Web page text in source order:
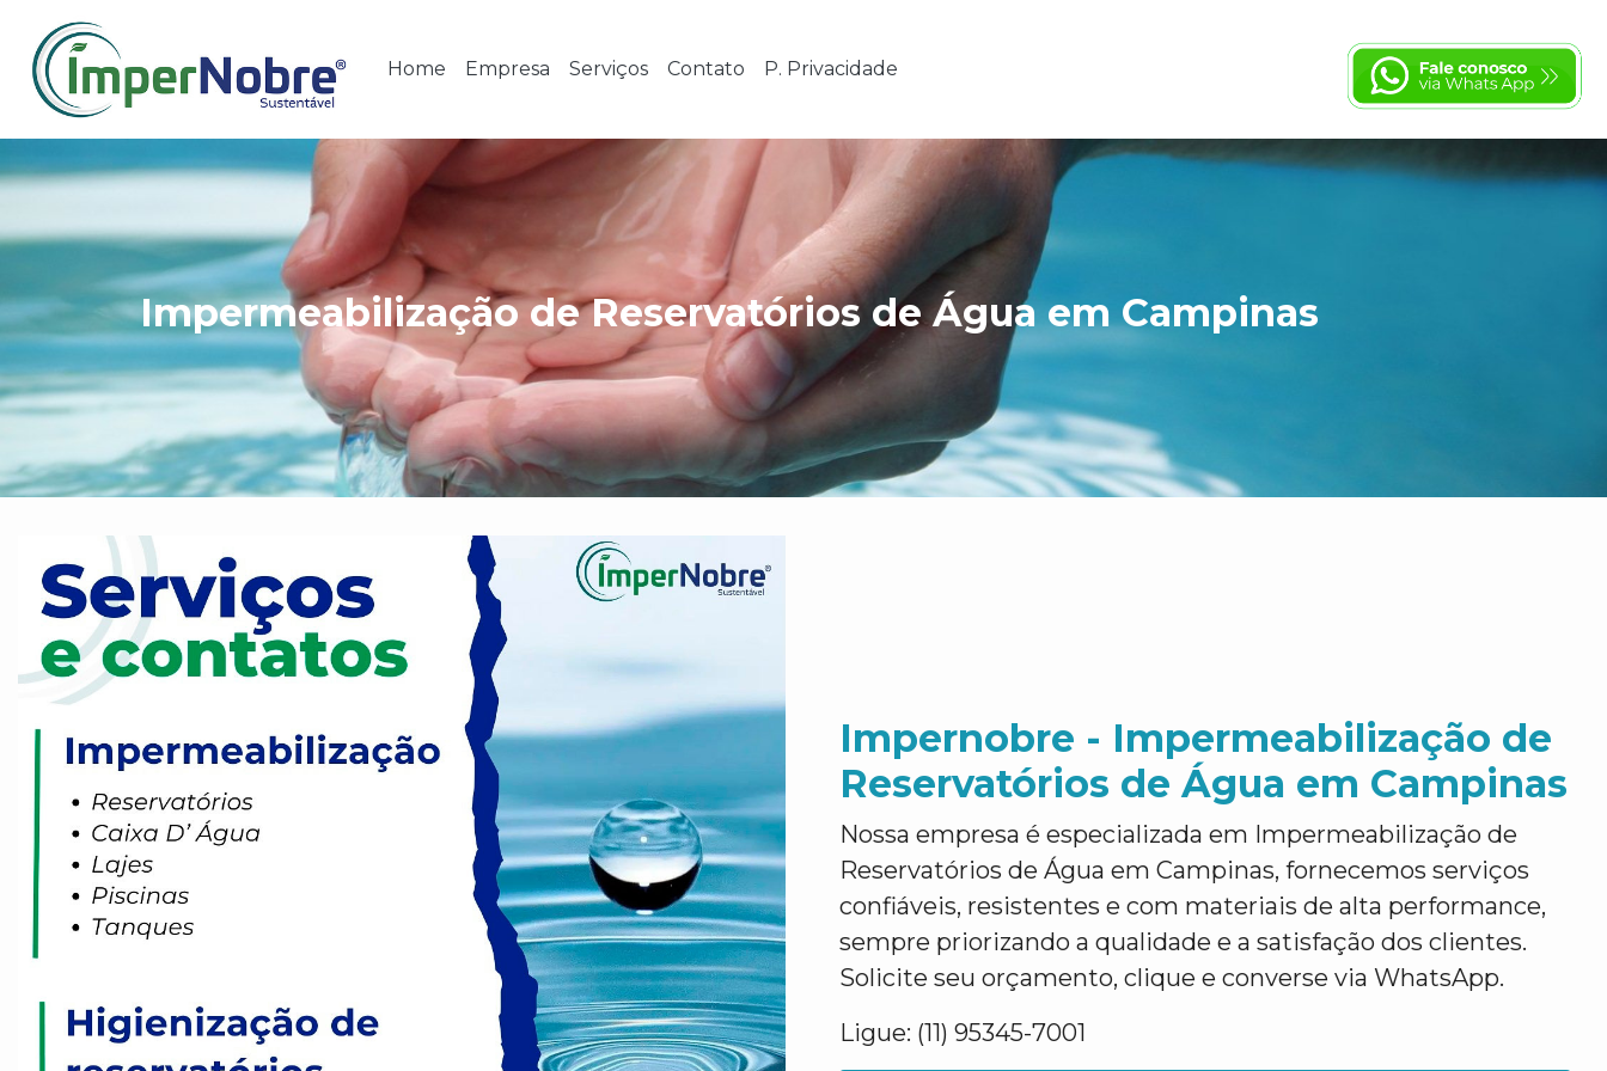
Home Empresa Serviços Contato P. Privacidade
Impermeabilização de Reservatórios de Água em Campinas
Impernobre - Impermeabilização de
Reservatórios de Água em Campinas
Nossa empresa é especializada em Impermeabilização de
Reservatórios de Água em Campinas, fornecemos serviços
confiáveis, resistentes e com materiais de alta performance,
sempre priorizando a qualidade e a satisfação dos clientes.
Solicite seu orçamento, clique e converse via WhatsApp.
Ligue: (11) 95345-7001